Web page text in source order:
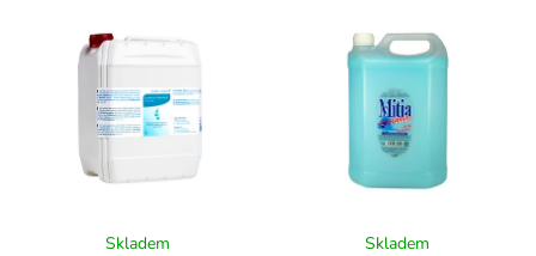
Skladem Skladem